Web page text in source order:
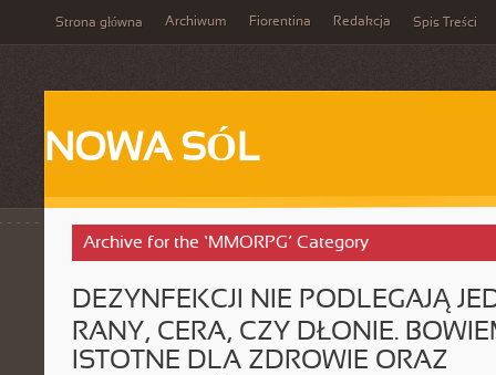
Strona główna Archiwum Fiorentina Redakcja Spis Treści
NOWA SÓL
Archive for the ‘MMORPG’ Category
DEZYNFEKCJI NIE PODLEGAJĄ
RANY, CERA, CZY DŁONIE.
ISTOTNE DLA ZDROWIE ORAZ